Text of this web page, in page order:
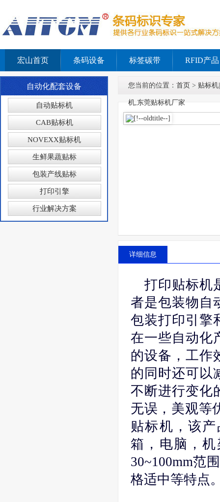
宏山首页 条码设备 标签碳带 RFID产品
自动化配套设备
自动贴标机
CAB贴标机
NOVEXX贴标机
生鲜果蔬贴标
包装产线贴标
打印引擎
行业解决方案
您当前的位置： 首页 > 贴标
机,东莞贴标机厂家
详细信息
打印贴标机
者是包装物自
包装打印引擎
在一些自动化
的设备，工作
的同时还可以
不断进行变化
无误，美观等
贴标机，该
箱，电脑，
30~100mm范
格适中等特点